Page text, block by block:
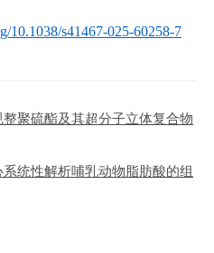
10.1038/s41467-025-60258-7
整聚硫酯及其超分子立体复合物
系统性解析哺乳动物脂肪酸的组